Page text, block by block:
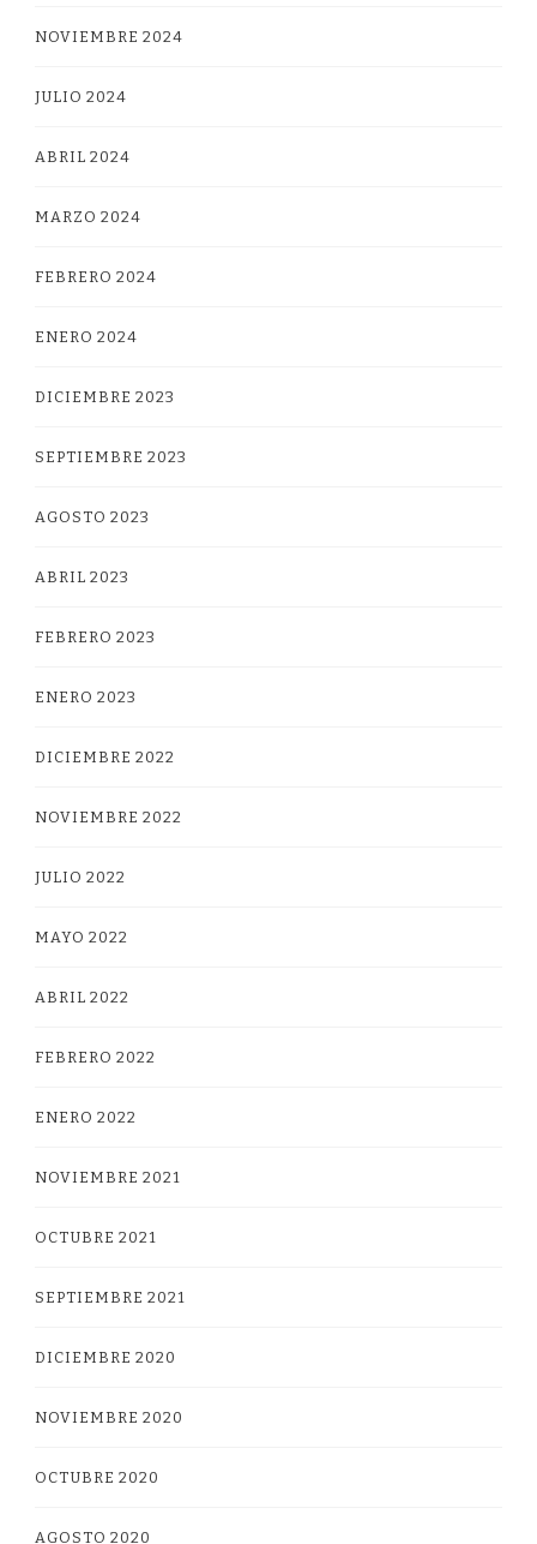
NOVIEMBRE 2024
JULIO 2024
ABRIL 2024
MARZO 2024
FEBRERO 2024
ENERO 2024
DICIEMBRE 2023
SEPTIEMBRE 2023
AGOSTO 2023
ABRIL 2023
FEBRERO 2023
ENERO 2023
DICIEMBRE 2022
NOVIEMBRE 2022
JULIO 2022
MAYO 2022
ABRIL 2022
FEBRERO 2022
ENERO 2022
NOVIEMBRE 2021
OCTUBRE 2021
SEPTIEMBRE 2021
DICIEMBRE 2020
NOVIEMBRE 2020
OCTUBRE 2020
AGOSTO 2020